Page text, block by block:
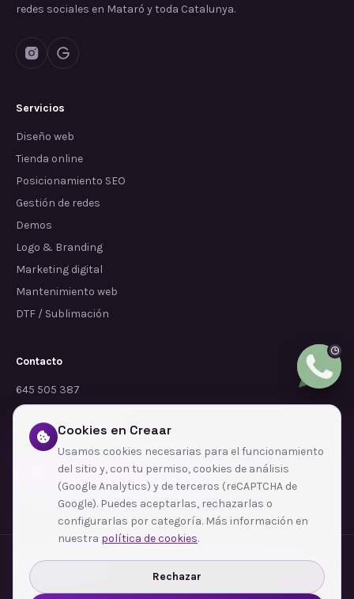
redes sociales en Mataró y toda Catalunya.
Servicios
Diseño web
Tienda online
Posicionamiento SEO
Gestión de redes
Demos
Logo & Branding
Marketing digital
Mantenimiento web
DTF / Sublimación
Contacto
645 505 387
info@dependalium.com
Mataró (Barcelona)
Déjanos tu reseña en Google
Zonas de cobertura·Barcelona·L'Hospitalet de Llobregat·Terrassa·Badalona
Sabadell
Santa Coloma de Gramenet
Ver todas las zonas →
Cookies en Creaar
Usamos cookies necesarias para el funcionamiento
del sitio y, con tu permiso, cookies de análisis
(Google Analytics) y de terceros (reCAPTCHA de
Google). Puedes aceptarlas, rechazarlas o
configurarlas por categoría. Más información en
nuestra política de cookies.
Rechazar